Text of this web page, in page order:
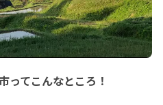
ってこんなところ！